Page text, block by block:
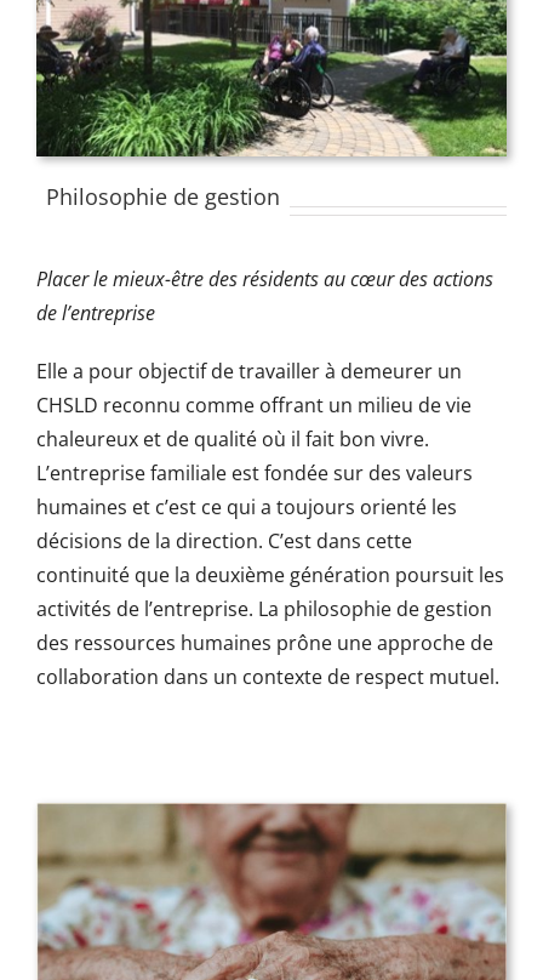
Philosophie de gestion
Placer le mieux-être des résidents au cœur des actions
de l’entreprise
Elle a pour objectif de travailler à demeurer un
CHSLD reconnu comme offrant un milieu de vie
chaleureux et de qualité où il fait bon vivre.
L’entreprise familiale est fondée sur des valeurs
humaines et c’est ce qui a toujours orienté les
décisions de la direction. C’est dans cette
continuité que la deuxième génération poursuit les
activités de l’entreprise. La philosophie de gestion
des ressources humaines prône une approche de
collaboration dans un contexte de respect mutuel.